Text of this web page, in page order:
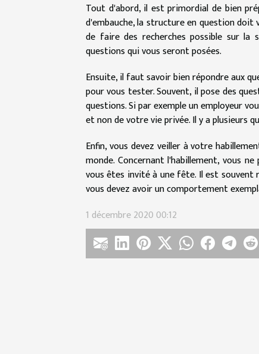
Tout d'abord, il est primordial de bien
d'embauche, la structure en question doit
de faire des recherches possible sur la
questions qui vous seront posées.
Ensuite, il faut savoir bien répondre aux
pour vous tester. Souvent, il pose des
questions. Si par exemple un employeur
et non de votre vie privée. Il y a plusieurs
Enfin, vous devez veiller à votre
monde. Concernant l'habillement, vous
vous êtes invité à une fête. Il est
vous devez avoir un comportement
1 décembre 2020 00:12